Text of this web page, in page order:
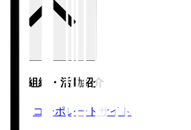
運営組織・活動紹介
コーポレートサイト